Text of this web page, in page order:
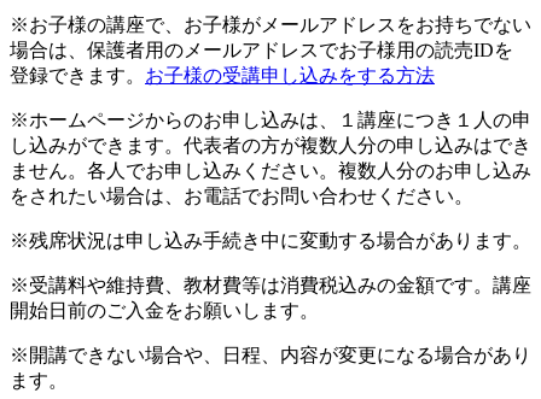
※お子様の講座で、お子様がメールアドレスをお持ちでない
場合は、保護者用のメールアドレスでお子様用の読売IDを
登録できます。 お子様の受講申し込みをする方法
※ホームページからのお申し込みは、１講座につき１人の申
し込みができます。代表者の方が複数人分の申し込みはでき
ません。各人でお申し込みください。複数人分のお申し込み
をされたい場合は、お電話でお問い合わせください。
※残席状況は申し込み手続き中に変動する場合があります。
※受講料や維持費、教材費等は消費税込みの金額です。講座
開始日前のご入金をお願いします。
※開講できない場合や、日程、内容が変更になる場合があり
ます。